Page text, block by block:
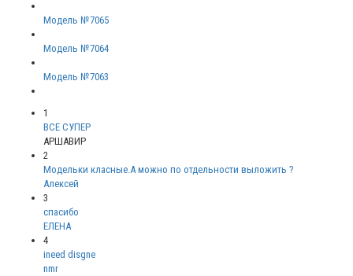
Модель №7065
Модель №7064
Модель №7063
1
ВСЕ СУПЕР
АРШАВИР
2
Модельки класные.А можно по отдельности выложить ?
Алексей
3
спасибо
ЕЛЕНА
4
ineed disgne
nmr